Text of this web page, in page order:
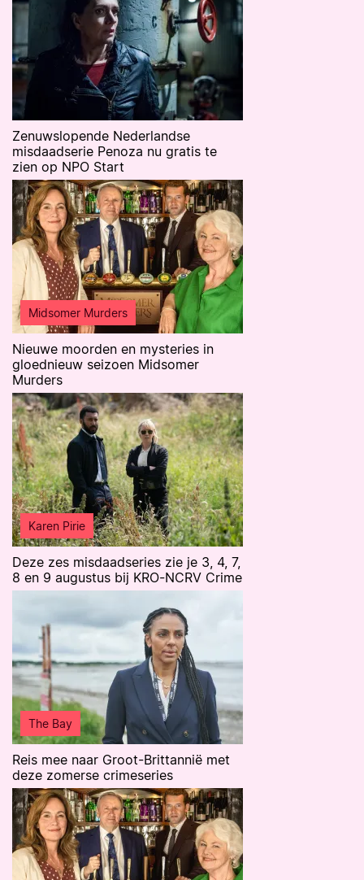
Zenuwslopende Nederlandse
misdaadserie Penoza nu gratis te
zien op NPO Start
Midsomer Murders
Nieuwe moorden en mysteries in
gloednieuw seizoen Midsomer
Murders
Karen Pirie
Deze zes misdaadseries zie je 3, 4, 7,
8 en 9 augustus bij KRO-NCRV Crime
The Bay
Reis mee naar Groot-Brittannië met
deze zomerse crimeseries